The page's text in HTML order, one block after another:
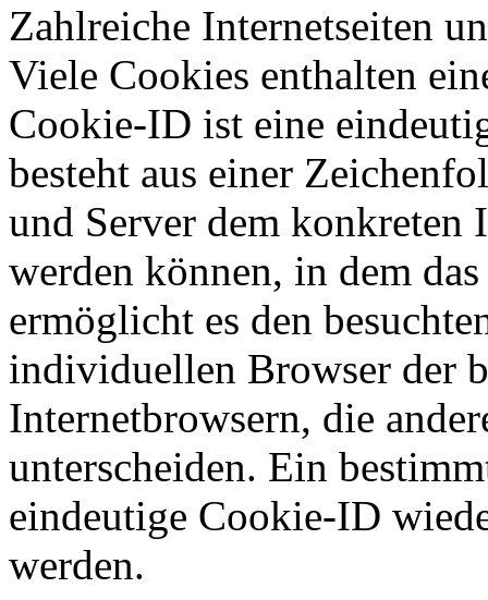
Zahlreiche Internetseiten
Viele Cookies enthalten
Cookie-ID ist eine
besteht aus einer
und Server dem konkreten
werden können, in dem
ermöglicht es den
individuellen Browser der
Internetbrowsern, die
unterscheiden. Ein
eindeutige Cookie-ID
werden.